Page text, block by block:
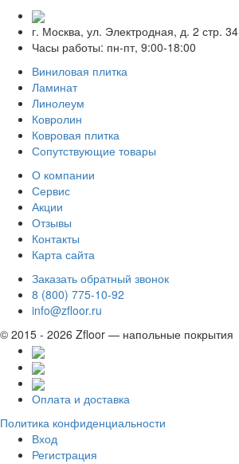
г. Москва, ул. Электродная, д. 2 стр. 34
Часы работы: пн-пт, 9:00-18:00
Виниловая плитка
Ламинат
Линолеум
Ковролин
Ковровая плитка
Сопутствующие товары
О компании
Сервис
Акции
Отзывы
Контакты
Карта сайта
Заказать обратный звонок
8 (800) 775-10-92
info@zfloor.ru
© 2015 - 2026 Zfloor — напольные покрытия
Оплата и доставка
Политика конфиденциальности
Вход
Регистрация